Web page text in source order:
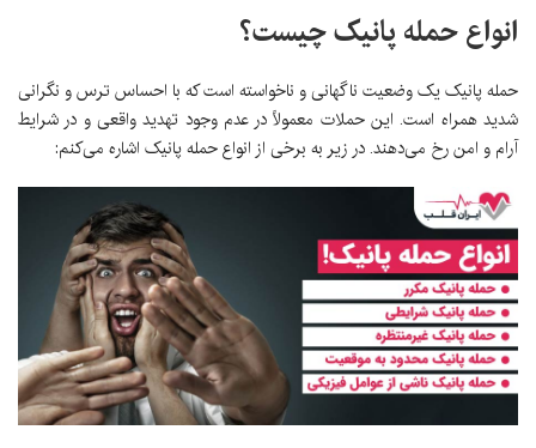
انواع حمله پانیک چیست؟
حمله پانیک یک وضعیت ناگهانی و ناخواسته است که با احساس ترس و نگرانی
شدید همراه است. این حملات معمولاً در عدم وجود تهدید واقعی و در شرایط
آرام و امن رخ می‌دهند. در زیر به برخی از انواع حمله پانیک اشاره می‌کنم: